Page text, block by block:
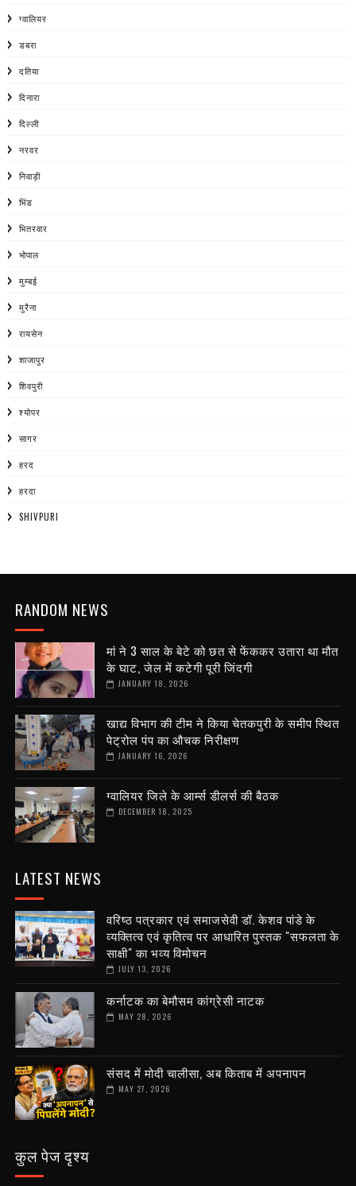
ग्वालियर
डबरा
दतिया
दिनारा
दिल्ली
नरवर
निवाड़ी
भिंड
भितरवार
भोपाल
मुम्बई
मुरैना
रायसेन
शाजापुर
शिवपुरी
श्योपर
सागर
हरद
हरदा
SHIVPURI
RANDOM NEWS
मां ने 3 साल के बेटे को छत से फेंककर उतारा था मौत
के घाट, जेल में कटेगी पूरी जिंदगी
JANUARY 18, 2026
खाद्य विभाग की टीम ने किया चेतकपुरी के समीप स्थित
पेट्रोल पंप का औचक निरीक्षण
JANUARY 16, 2026
ग्वालियर जिले के आर्म्स डीलर्स की बैठक
DECEMBER 18, 2025
LATEST NEWS
वरिष्ठ पत्रकार एवं समाजसेवी डॉ. केशव पांडे के
व्यक्तित्व एवं कृतित्व पर आधारित पुस्तक "सफलता के
साक्षी" का भव्य विमोचन
JULY 13, 2026
कर्नाटक का बेमौसम कांग्रेसी नाटक
MAY 28, 2026
संसद में मोदी चालीसा, अब किताब में अपनापन
MAY 27, 2026
कुल पेज दृश्य